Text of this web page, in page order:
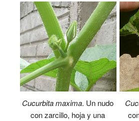
Cucurbita maxima. Un nudo
con zarcillo, hoja y una